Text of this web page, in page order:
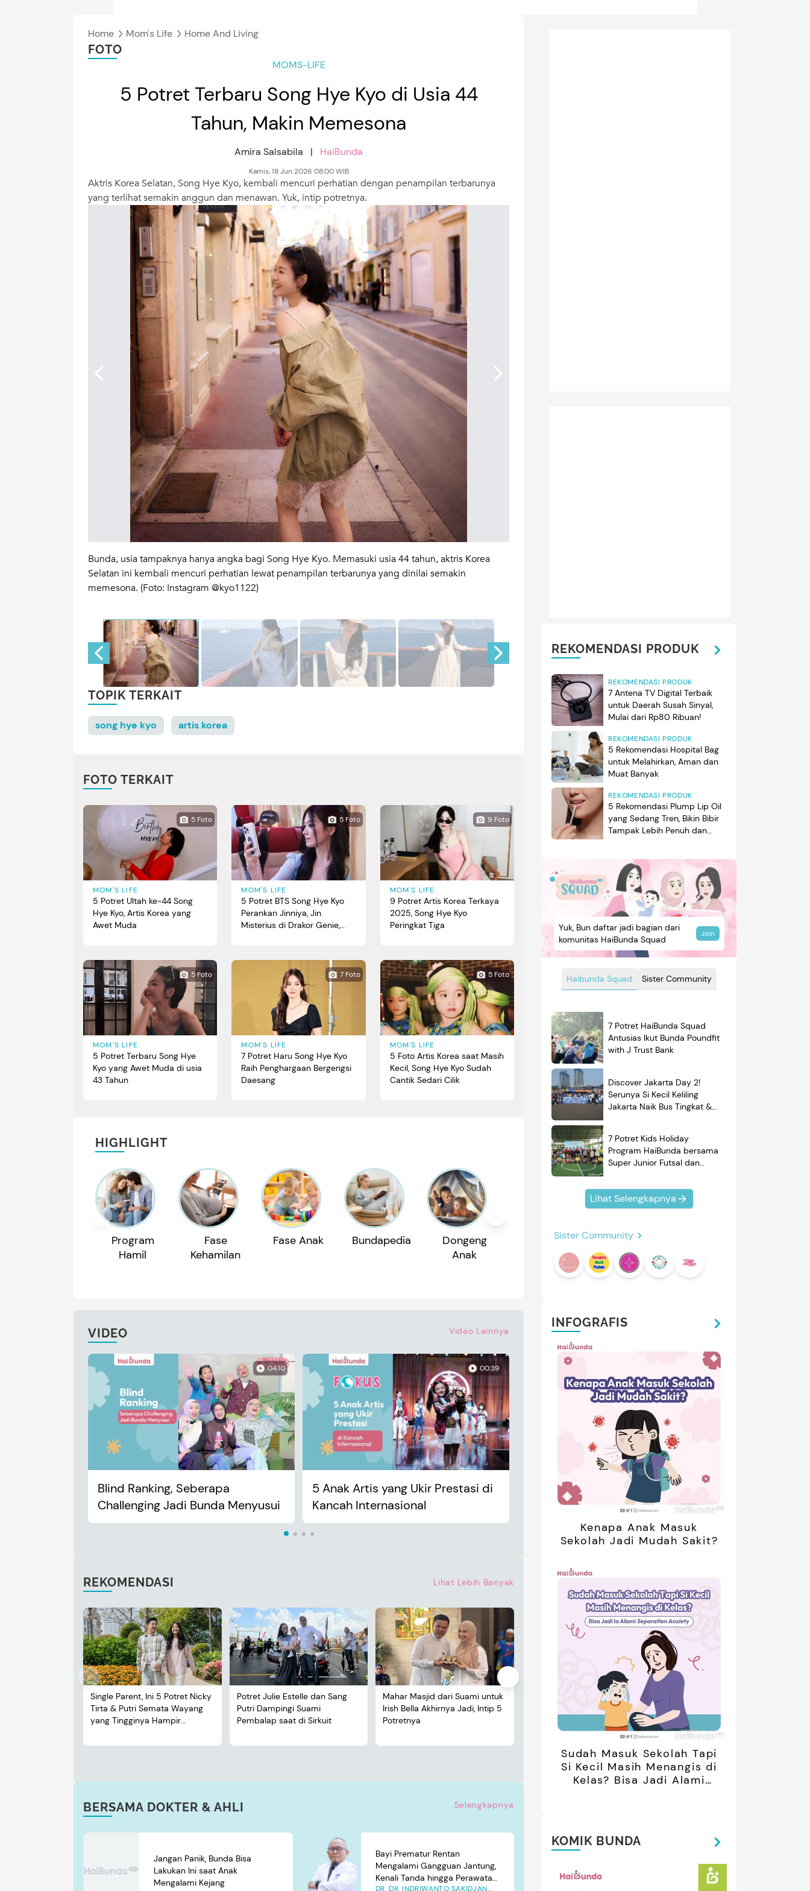
Home Mom's Life Home And Living
FOTO
MOMS-LIFE
5 Potret Terbaru Song Hye Kyo di Usia 44
Tahun, Makin Memesona
Amira Salsabila | HaiBunda
Kamis, 18 Jun 2026 08:00 WIB
Aktris Korea Selatan, Song Hye Kyo, kembali mencuri perhatian dengan penampilan terbarunya
yang terlihat semakin anggun dan menawan. Yuk, intip potretnya.
Bunda, usia tampaknya hanya angka bagi Song Hye Kyo. Memasuki usia 44 tahun, aktris Korea
Selatan ini kembali mencuri perhatian lewat penampilan terbarunya yang dinilai semakin
memesona. (Foto: Instagram @kyo1122)
TOPIK TERKAIT
song hye kyo artis korea
FOTO TERKAIT
5 Foto
MOM'S LIFE
5 Potret Ultah ke-44 Song
Hye Kyo, Artis Korea yang
Awet Muda
5 Foto
MOM'S LIFE
5 Potret BTS Song Hye Kyo
Perankan Jinniya, Jin
Misterius di Drakor Genie,
9 Foto
MOM'S LIFE
9 Potret Artis Korea Terkaya
2025, Song Hye Kyo
Peringkat Tiga
5 Foto
MOM'S LIFE
5 Potret Terbaru Song Hye
Kyo yang Awet Muda di usia
43 Tahun
7 Foto
MOM'S LIFE
7 Potret Haru Song Hye Kyo
Raih Penghargaan Bergengsi
Daesang
5 Foto
MOM'S LIFE
5 Foto Artis Korea saat Masih
Kecil, Song Hye Kyo Sudah
Cantik Sedari Cilik
HIGHLIGHT
Program
Hamil
Fase
Kehamilan
Fase Anak Bundapedia
Dongeng
Anak
Rekomendasi
Produk
Nama Bayi
VIDEO Video Lainnya
Blind Ranking, Seberapa
Challenging Jadi Bunda Menyusui
04:10
5 Anak Artis yang Ukir Prestasi di
Kancah Internasional
00:39
Anak Bosan Saat Libur? Coba 7
Mainan Tanpa Gadget Ini!
01:20
REKOMENDASI Lihat Lebih Banyak
Single Parent, Ini 5 Potret Nicky
Tirta & Putri Semata Wayang
yang Tingginya Hampir
Potret Julie Estelle dan Sang
Putri Dampingi Suami
Pembalap saat di Sirkuit
Mahar Masjid dari Suami untuk
Irish Bella Akhirnya Jadi, Intip 5
Potretnya
Deretan Artis yang Menetap di
Luar Negeri Usai Menikah, Intip
5 Potret Terbarunya
5 Potret Kedekatan Alyssa
Daguise Bersama Ayahanda
asal Prancis, Dipuji Tampan
oleh Netizen
BERSAMA DOKTER & AHLI Selengkapnya
Jangan Panik, Bunda Bisa
Lakukan Ini saat Anak
Mengalami Kejang
Bayi Prematur Rentan
Mengalami Gangguan Jantung,
Kenali Tanda hingga Perawatan
DR. DR. INDRIWANTO SAKIDJAN
REKOMENDASI PRODUK
REKOMENDASI PRODUK
7 Antena TV Digital Terbaik
untuk Daerah Susah Sinyal,
Mulai dari Rp80 Ribuan!
REKOMENDASI PRODUK
5 Rekomendasi Hospital Bag
untuk Melahirkan, Aman dan
Muat Banyak
REKOMENDASI PRODUK
5 Rekomendasi Plump Lip Oil
yang Sedang Tren, Bikin Bibir
Tampak Lebih Penuh dan
Haibunda Squad Sister Community
Yuk, Bun daftar jadi bagian dari
komunitas HaiBunda Squad
Join
7 Potret HaiBunda Squad
Antusias Ikut Bunda Poundfit
with J Trust Bank
Discover Jakarta Day 2!
Serunya Si Kecil Keliling
Jakarta Naik Bus Tingkat &
7 Potret Kids Holiday
Program HaiBunda bersama
Super Junior Futsal dan
Kompak Banget!
Lihat Selengkapnya
Sister Community
INFOGRAFIS
Kenapa Anak Masuk
Sekolah Jadi Mudah Sakit?
Sudah Masuk Sekolah Tapi
Si Kecil Masih Menangis di
Kelas? Bisa Jadi Alami
KOMIK BUNDA